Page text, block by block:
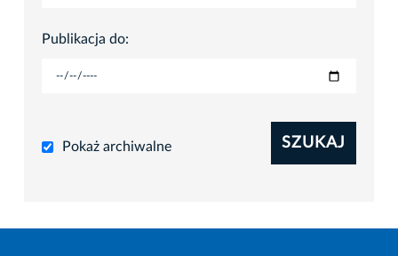
Publikacja do:
Pokaż archiwalne SZUKAJ